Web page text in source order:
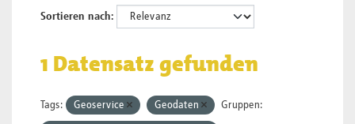
Sortieren nach
1 Datensatz gefunden
Tags: Geoservice Geodaten Gruppen: